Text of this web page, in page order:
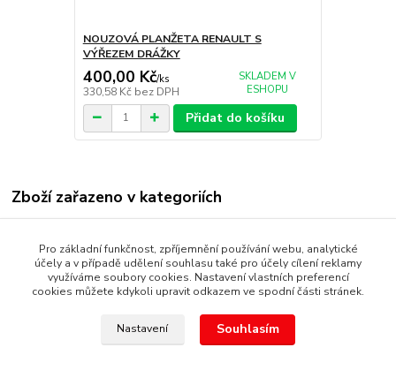
NOUZOVÁ PLANŽETA RENAULT S
VÝŘEZEM DRÁŽKY
400,00 Kč/ks
330,58 Kč bez DPH
SKLADEM V
ESHOPU
Přidat do košíku
Zboží zařazeno v kategoriích
RENAULT
Copyright © 1987 - 2022 autoalarmyhk.cz Jiří Cvrček, Autoalarm
Pro základní funkčnost, zpříjemnění používání webu, analytické
účely a v případě udělení souhlasu také pro účely cílení reklamy
využíváme soubory cookies. Nastavení vlastních preferencí
cookies můžete kdykoli upravit odkazem ve spodní části stránek.
Nastavení Souhlasím